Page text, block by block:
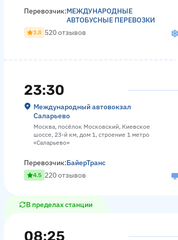
Перевозчик:МЕЖДУНАРОДНЫЕ
АВТОБУСНЫЕ ПЕРЕВОЗКИ
3.8 520 отзывов
23:30
Международный автовокзал
Саларьево
Москва, посёлок Московский, Киевское
шоссе, 23-й км, дом 1, строение 1 метро
«Саларьево»
Перевозчик:БайерТранс
4.5 220 отзывов
В пределах станции
08:25